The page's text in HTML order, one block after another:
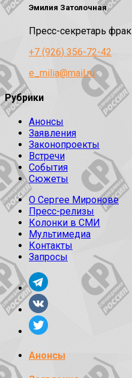
Эмилия Затолочная
Пресс-секретарь
+7 (926) 356-72-42
e_milia@mail.ru
Рубрики
Анонсы
Заявления
Законопроекты
Встречи
События
Сюжеты
О Сергее Миронове
Пресс-релизы
Колонки в СМИ
Мультимедиа
Контакты
Запросы
Анонсы